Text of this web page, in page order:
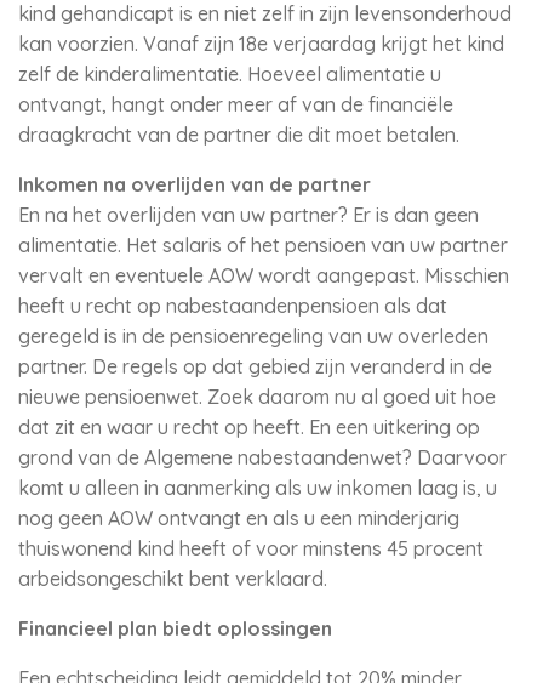
kind gehandicapt is en niet zelf in zijn levensonderhoud
kan voorzien. Vanaf zijn 18e verjaardag krijgt het kind
zelf de kinderalimentatie. Hoeveel alimentatie u
ontvangt, hangt onder meer af van de financiële
draagkracht van de partner die dit moet betalen.
Inkomen na overlijden van de partner
En na het overlijden van uw partner? Er is dan geen
alimentatie. Het salaris of het pensioen van uw partner
vervalt en eventuele AOW wordt aangepast. Misschien
heeft u recht op nabestaandenpensioen als dat
geregeld is in de pensioenregeling van uw overleden
partner. De regels op dat gebied zijn veranderd in de
nieuwe pensioenwet. Zoek daarom nu al goed uit hoe
dat zit en waar u recht op heeft. En een uitkering op
grond van de Algemene nabestaandenwet? Daarvoor
komt u alleen in aanmerking als uw inkomen laag is, u
nog geen AOW ontvangt en als u een minderjarig
thuiswonend kind heeft of voor minstens 45 procent
arbeidsongeschikt bent verklaard.
Financieel plan biedt oplossingen
Een echtscheiding leidt gemiddeld tot 20% minder